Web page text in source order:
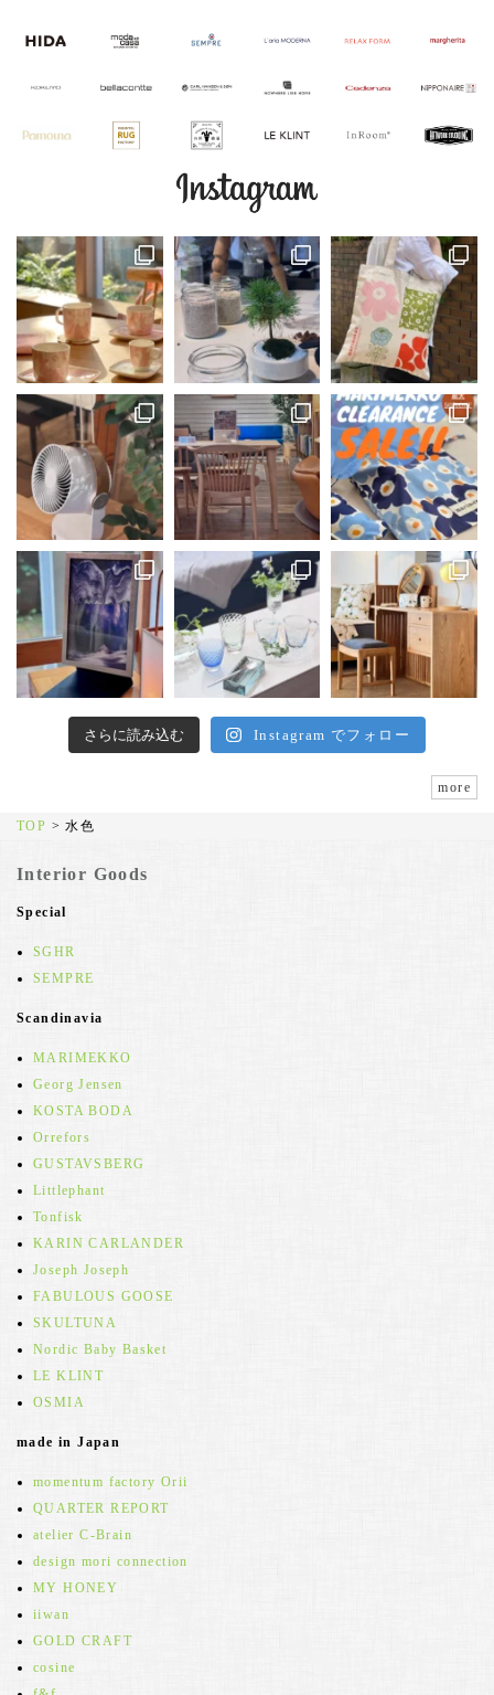
さらに読み込む Instagram でフォロー
more
TOP >水色
Interior Goods
Special
SGHR
SEMPRE
Scandinavia
MARIMEKKO
Georg Jensen
KOSTA BODA
Orrefors
GUSTAVSBERG
Littlephant
Tonfisk
KARIN CARLANDER
Joseph Joseph
FABULOUS GOOSE
SKULTUNA
Nordic Baby Basket
LE KLINT
OSMIA
made in Japan
momentum factory Orii
QUARTER REPORT
atelier C-Brain
design mori connection
MY HONEY
iiwan
GOLD CRAFT
cosine